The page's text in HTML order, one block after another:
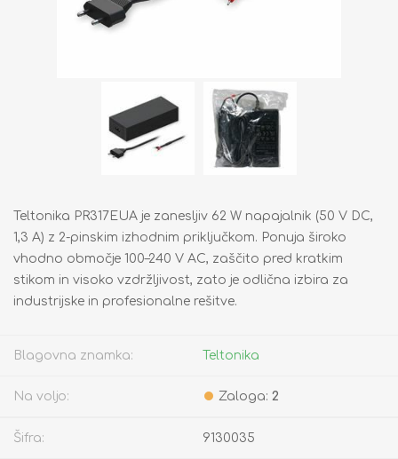
Teltonika PR317EUA je zanesljiv 62 W napajalnik (50 V DC,
1,3 A) z 2-pinskim izhodnim priključkom. Ponuja široko
vhodno območje 100–240 V AC, zaščito pred kratkim
stikom in visoko vzdržljivost, zato je odlična izbira za
industrijske in profesionalne rešitve.
Blagovna znamka: Teltonika
Na voljo: Zaloga: 2
Šifra: 9130035